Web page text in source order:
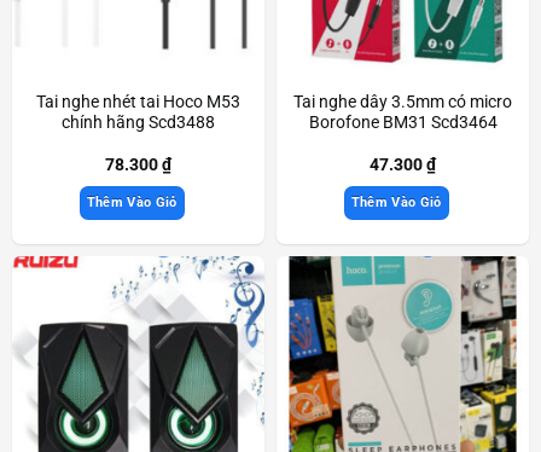
Tai nghe nhét tai Hoco M53
chính hãng Scd3488
78.300₫
Thêm Vào Giỏ
Tai nghe dây 3.5mm có micro
Borofone BM31 Scd3464
47.300₫
Thêm Vào Giỏ